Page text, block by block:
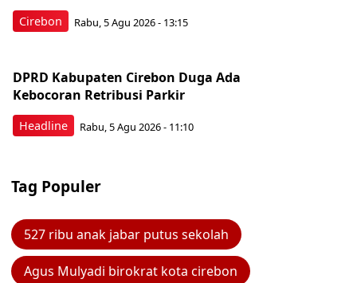
Cirebon Rabu, 5 Agu 2026 - 13:15
Headline
DPRD Kabupaten Cirebon Duga Ada
Kebocoran Retribusi Parkir
Rabu, 5 Agu 2026 - 11:10
Tag Populer
527 ribu anak jabar putus sekolah
Agus Mulyadi birokrat kota cirebon